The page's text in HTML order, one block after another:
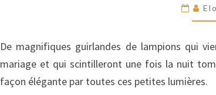
À
LA
De magnifiques guirlandes de lampions qui
mariage et qui scintilleront une fois la nuit
façon élégante par toutes ces petites lumières.